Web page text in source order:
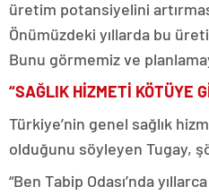
üretim potansiyelini
Önümüzdeki yıllarda bu
Bunu görmemiz ve
“SAĞLIK HİZMETİ KÖTÜYE
Türkiye’nin genel sağlık
olduğunu söyleyen Tugay,
“Ben Tabip Odası’nda